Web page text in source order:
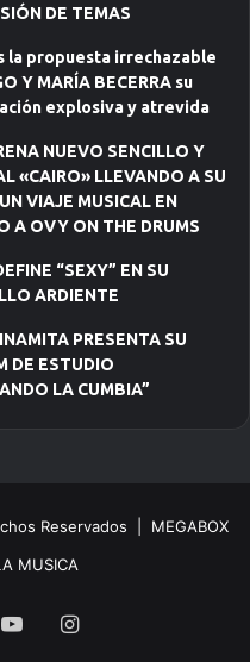
DE TEMAS
la propuesta irrechazable
Y MARÍA BECERRA su
explosiva y atrevida
NUEVO SENCILLO Y
«CAIRO» LLEVANDO A SU
VIAJE MUSICAL EN
A OVY ON THE DRUMS
“SEXY” EN SU
ARDIENTE
PRESENTA SU
DE ESTUDIO
LA CUMBIA”
Reservados | MEGABOX
MUSICA
YouTubeInstagram